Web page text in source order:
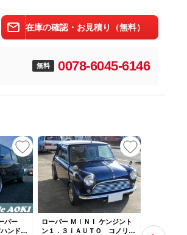
在庫の確認・お見積り（無料）
無料 0078-6045-6146
パー
ンド
ローバー ＭＩＮＩ ケンジント
ン１．３ｉＡＵＴＯ コノリー
１．３ｉ